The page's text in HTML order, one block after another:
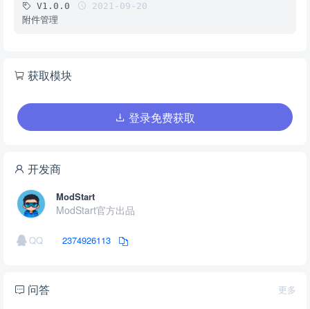
V1.0.0 2021-09-20
附件管理
获取模块
登录免费获取
开发商
ModStart
ModStart官方出品
QQ 2374926113
更多
问答